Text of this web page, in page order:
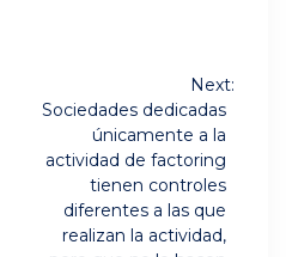
Next:
Next
Sociedades dedicadas
únicamente a la
actividad de factoring
tienen controles
diferentes a las que
realizan la actividad,